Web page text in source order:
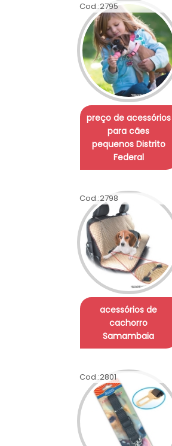
Cod.:2795
preço de acessórios
para cães
pequenos Distrito
Federal
Cod.:2798
acessórios de
cachorro
Samambaia
Cod.:2801